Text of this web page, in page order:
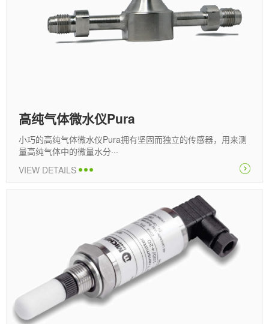
高纯气体微水仪Pura
小巧的高纯气体微水仪Pura拥有坚固而独立的传感器，用来测
量高纯气体中的微量水分···
VIEW DETAILS